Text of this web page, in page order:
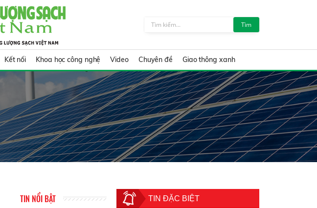
Tìm
Kết nối Khoa học công nghệ Video Chuyên đề Giao thông xanh
TIN NỔI BẬT TIN ĐẶC BIỆT